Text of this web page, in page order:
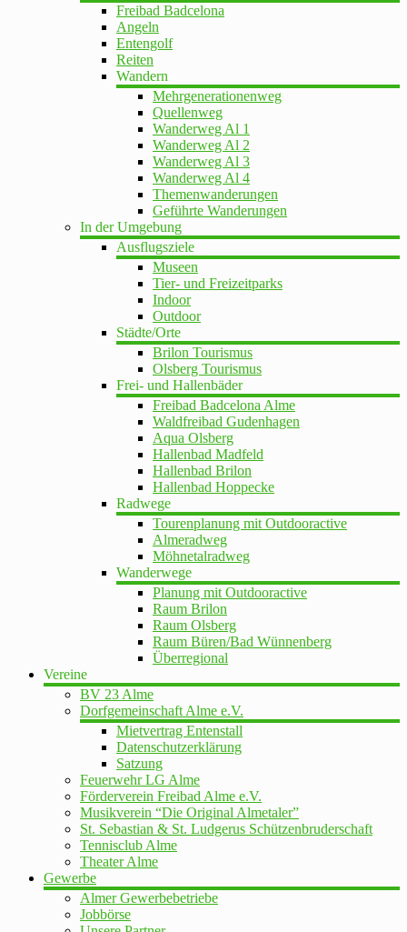
Freibad Badcelona
Angeln
Entengolf
Reiten
Wandern
Mehrgenerationenweg
Quellenweg
Wanderweg Al 1
Wanderweg Al 2
Wanderweg Al 3
Wanderweg Al 4
Themenwanderungen
Geführte Wanderungen
In der Umgebung
Ausflugsziele
Museen
Tier- und Freizeitparks
Indoor
Outdoor
Städte/Orte
Brilon Tourismus
Olsberg Tourismus
Frei- und Hallenbäder
Freibad Badcelona Alme
Waldfreibad Gudenhagen
Aqua Olsberg
Hallenbad Madfeld
Hallenbad Brilon
Hallenbad Hoppecke
Radwege
Tourenplanung mit Outdooractive
Almeradweg
Möhnetalradweg
Wanderwege
Planung mit Outdooractive
Raum Brilon
Raum Olsberg
Raum Büren/Bad Wünnenberg
Überregional
Vereine
BV 23 Alme
Dorfgemeinschaft Alme e.V.
Mietvertrag Entenstall
Datenschutzerklärung
Satzung
Feuerwehr LG Alme
Förderverein Freibad Alme e.V.
Musikverein “Die Original Almetaler”
St. Sebastian & St. Ludgerus Schützenbruderschaft
Tennisclub Alme
Theater Alme
Gewerbe
Almer Gewerbebetriebe
Jobbörse